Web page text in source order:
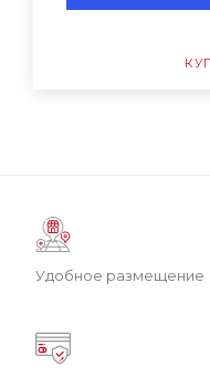
Удобное размещение